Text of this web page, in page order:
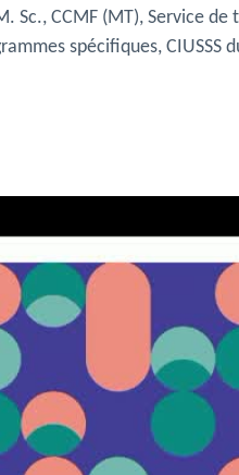
Sc., CCMF (MT), Service
spécifiques, CIUSSS